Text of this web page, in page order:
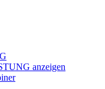
anzeigen